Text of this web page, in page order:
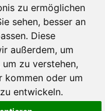
zu ermöglichen
sehen, besser an
Diese
außerdem, um
zu verstehen,
kommen oder um
entwickeln.